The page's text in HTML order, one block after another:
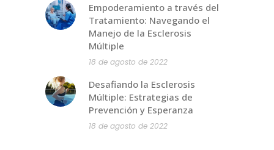
Empoderamiento a través del
Tratamiento: Navegando el
Manejo de la Esclerosis
Múltiple
18 de agosto de 2022
Desafiando la Esclerosis
Múltiple: Estrategias de
Prevención y Esperanza
18 de agosto de 2022